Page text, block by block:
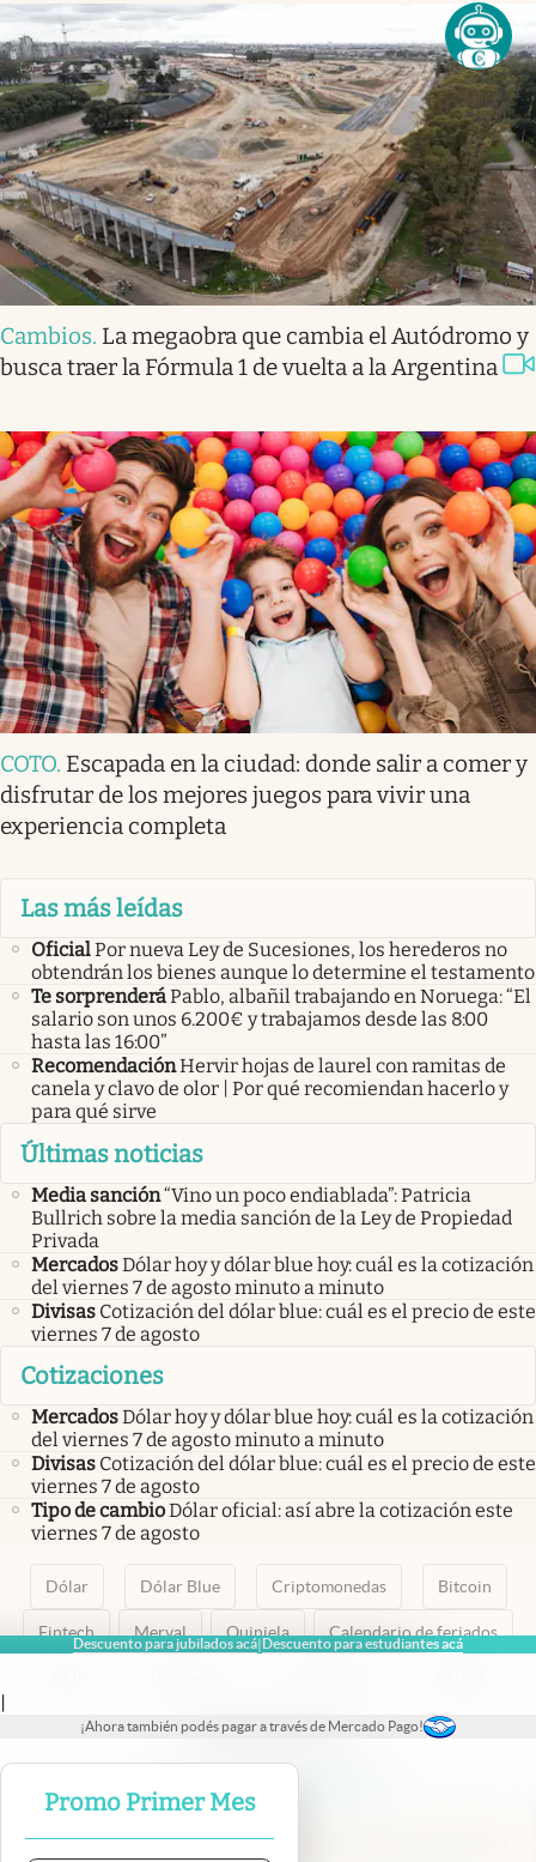
Descuento para jubilados acá|Descuento para estudiantes acá
|
¡Ahora también podés pagar a través de Mercado Pago!
Promo Primer Mes
Cambios. La megaobra que cambia el Autódromo y
busca traer la Fórmula 1 de vuelta a la Argentina
COTO. Escapada en la ciudad: donde salir a comer y
disfrutar de los mejores juegos para vivir una
experiencia completa
Las más leídas
OficialPor nueva Ley de Sucesiones, los herederos no
obtendrán los bienes aunque lo determine el testamento
Te sorprenderáPablo, albañil trabajando en Noruega: “El
salario son unos 6.200€ y trabajamos desde las 8:00
hasta las 16:00”
RecomendaciónHervir hojas de laurel con ramitas de
canela y clavo de olor | Por qué recomiendan hacerlo y
para qué sirve
Últimas noticias
Media sanción“Vino un poco endiablada”: Patricia
Bullrich sobre la media sanción de la Ley de Propiedad
Privada
MercadosDólar hoy y dólar blue hoy: cuál es la cotización
del viernes 7 de agosto minuto a minuto
Divisas Cotización del dólar blue: cuál es el precio de este
viernes 7 de agosto
Cotizaciones
MercadosDólar hoy y dólar blue hoy: cuál es la cotización
del viernes 7 de agosto minuto a minuto
Divisas Cotización del dólar blue: cuál es el precio de este
viernes 7 de agosto
Tipo de cambioDólar oficial: así abre la cotización este
viernes 7 de agosto
Dólar Dólar Blue Criptomonedas Bitcoin
Fintech Merval Quiniela Calendario de feriados
abre en nueva pestaña
abre en nueva pestaña
abre en nueva pestaña
abre en nueva pestaña
abre en nueva pestaña